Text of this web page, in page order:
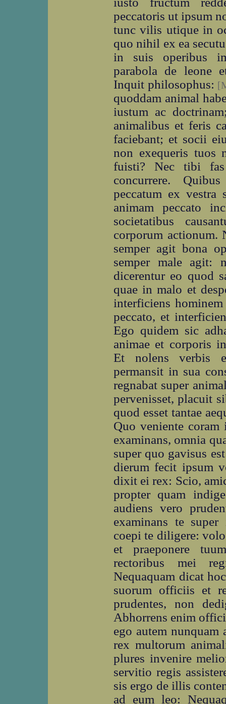
peccatoris ut ipsum
tunc vilis utique in
quo nihil ex ea
in suis operibus
parabola de leone
Inquit philosophus:
quoddam animal
iustum ac
animalibus et feris
faciebant; et socii
non exequeris tuos
fuisti? Nec tibi
concurrere.
peccatum ex vestra
animam peccato
societatibus
corporum actionum.
semper agit bona
semper male agit:
dicerentur eo quod
quae in malo et
interficiens
peccato, et
Ego quidem sic
animae et corporis
Et nolens verbis
permansit in sua
regnabat super
pervenisset, placuit
quod esset tantae
Quo veniente
examinans, omnia
super quo gavisus
dierum fecit ipsum
dixit ei rex: Scio,
propter quam
audiens vero
examinans te
coepi te diligere:
et praeponere
rectoribus mei
Nequaquam dicat
suorum officiis et
prudentes, non
Abhorrens enim
ego autem
rex multorum
plures invenire
servitio regis
sis ergo de illis
ad eum leo: